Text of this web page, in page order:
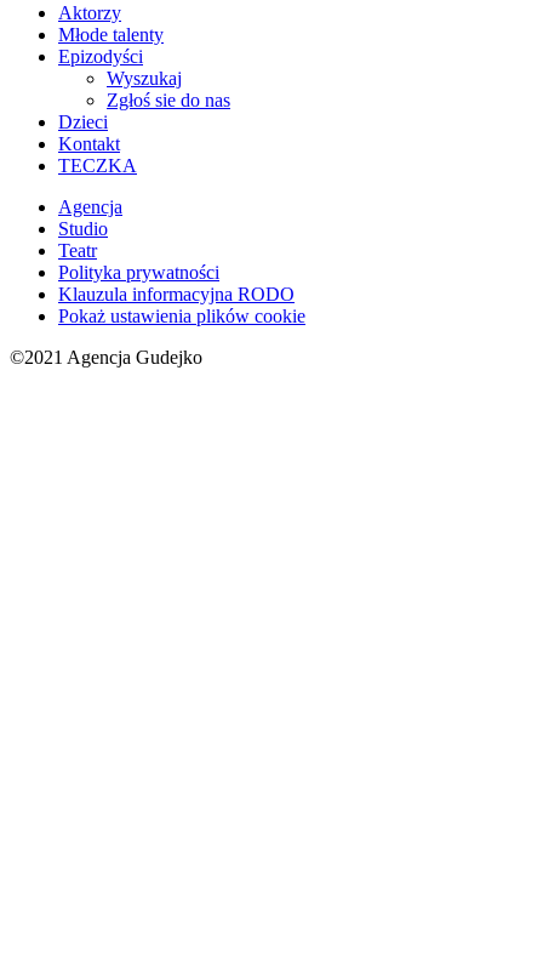
Aktorzy
Młode talenty
Epizodyści
Wyszukaj
Zgłoś sie do nas
Dzieci
Kontakt
TECZKA
Agencja
Studio
Teatr
Polityka prywatności
Klauzula informacyjna RODO
Pokaż ustawienia plików cookie
©2021 Agencja Gudejko